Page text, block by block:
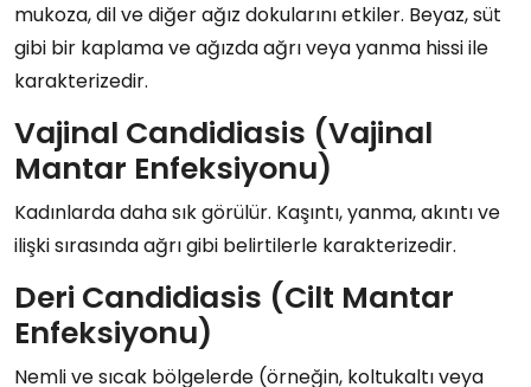
mukoza, dil ve diğer ağız dokularını etkiler. Beyaz, süt
gibi bir kaplama ve ağızda ağrı veya yanma hissi ile
karakterizedir.
Vajinal Candidiasis (Vajinal
Mantar Enfeksiyonu)
Kadınlarda daha sık görülür. Kaşıntı, yanma, akıntı ve
ilişki sırasında ağrı gibi belirtilerle karakterizedir.
Deri Candidiasis (Cilt Mantar
Enfeksiyonu)
Nemli ve sıcak bölgelerde (örneğin, koltukaltı veya